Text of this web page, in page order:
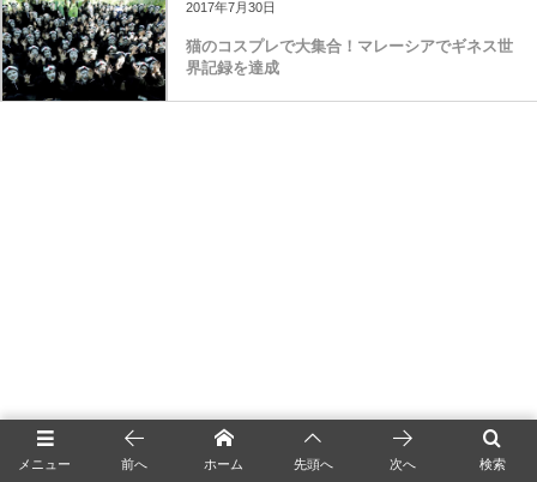
猫のコスプレで大集合！マレーシアでギネス世
界記録を達成
メニュー 検索
前へ ホーム 先頭へ 次へ